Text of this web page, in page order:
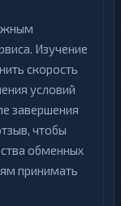
Изучение
скорость
условий
завершения
чтобы
обменных
принимать